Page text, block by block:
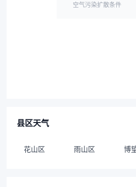
空气污染扩散条件
县区天气
花山区 雨山区 博